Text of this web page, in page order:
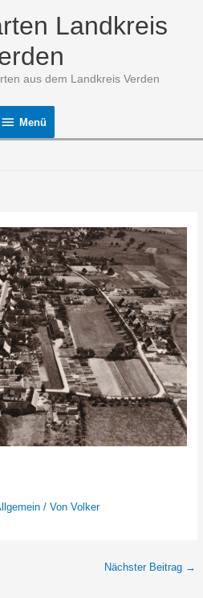
Landkreis
aus dem Landkreis Verden
Menü
Menü
/ Von Volker
Nächster Beitrag →